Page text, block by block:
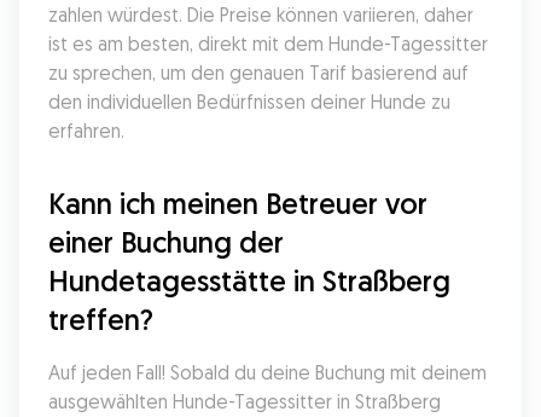
zahlen würdest. Die Preise können variieren, daher
ist es am besten, direkt mit dem Hunde-Tagessitter
zu sprechen, um den genauen Tarif basierend auf
den individuellen Bedürfnissen deiner Hunde zu
erfahren.
Kann ich meinen Betreuer vor
einer Buchung der
Hundetagesstätte in Straßberg
treffen?
Auf jeden Fall! Sobald du deine Buchung mit deinem
ausgewählten Hunde-Tagessitter in Straßberg